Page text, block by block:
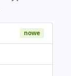
nowe